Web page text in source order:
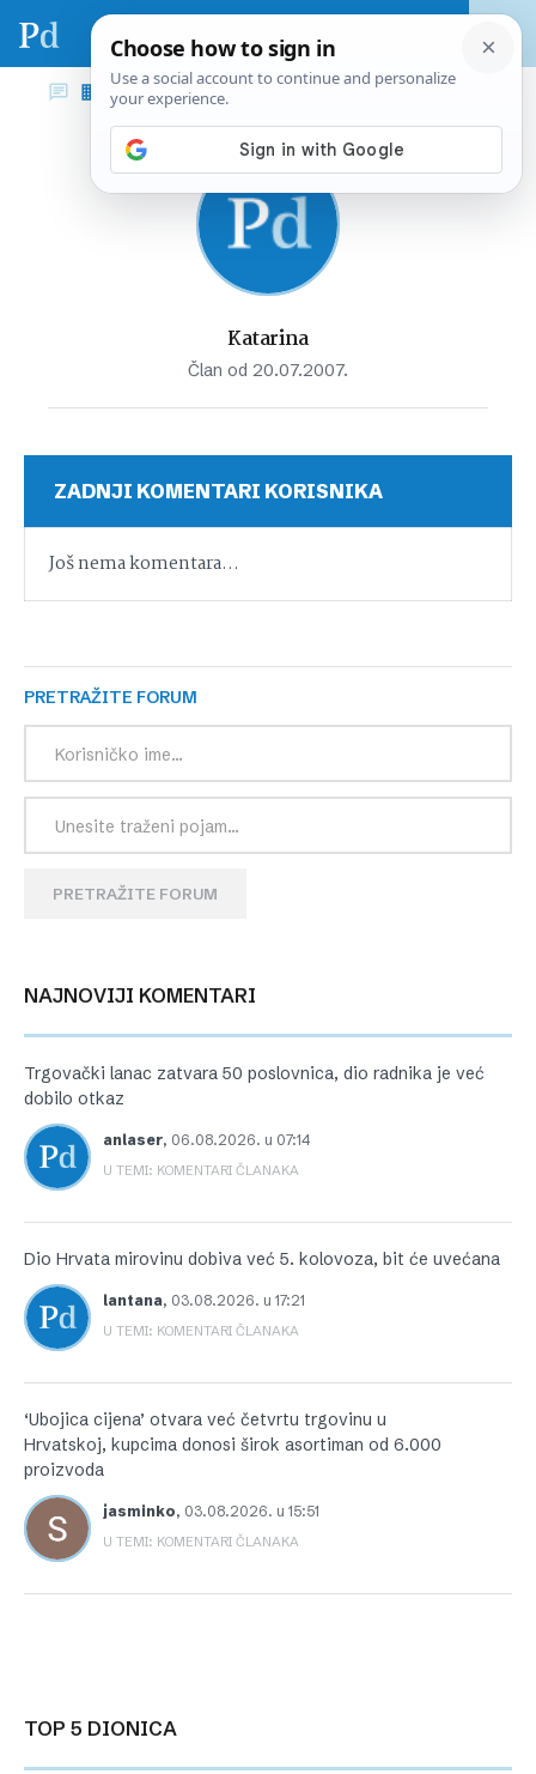
Katarina
Član od 20.07.2007.
ZADNJI KOMENTARI KORISNIKA
Još nema komentara...
PRETRAŽITE FORUM
PRETRAŽITE FORUM
NAJNOVIJI KOMENTARI
Trgovački lanac zatvara 50 poslovnica, dio radnika je već
dobilo otkaz
anlaser, 06.08.2026. u 07:14
U TEMI: KOMENTARI ČLANAKA
Dio Hrvata mirovinu dobiva već 5. kolovoza, bit će uvećana
lantana, 03.08.2026. u 17:21
U TEMI: KOMENTARI ČLANAKA
‘Ubojica cijena’ otvara već četvrtu trgovinu u
Hrvatskoj, kupcima donosi širok asortiman od 6.000
proizvoda
jasminko, 03.08.2026. u 15:51
U TEMI: KOMENTARI ČLANAKA
TOP 5 DIONICA